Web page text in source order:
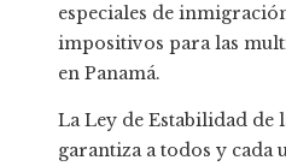
especiales de
impositivos para las
en Panamá.
La Ley de Estabilidad de
garantiza a todos y cada